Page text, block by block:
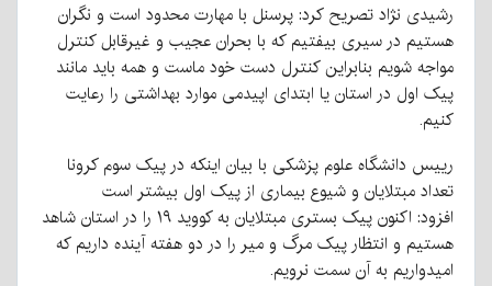
رشیدی نژاد تصریح کرد: پرسنل با مهارت محدود است و نگران
هستیم در سیری بیفتیم که با بحران عجیب و غیرقابل کنترل
مواجه شویم بنابراین کنترل دست خود ماست و همه باید مانند
پیک اول در استان یا ابتدای اپیدمی موارد بهداشتی را رعایت
کنیم.
رییس دانشگاه علوم پزشکی با بیان اینکه در پیک سوم کرونا
تعداد مبتلایان و شیوع بیماری از پیک اول بیشتر است
افزود: اکنون پیک بستری مبتلایان به کووید ۱۹ را در استان شاهد
هستیم و انتظار پیک مرگ و میر را در دو هفته آینده داریم که
امیدواریم به آن سمت نرویم.